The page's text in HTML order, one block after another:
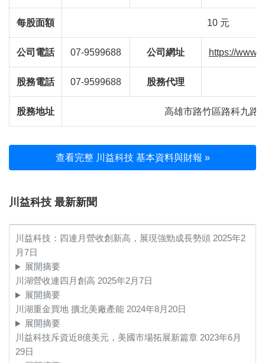
每股面額 10 元
公司電話 07-9599688 公司網址 https://
股務電話 07-9599688 股務代理
股務地址 高雄市路竹區路科九路
查看完整 川益科技 基本資料與財報 »
川益科技 最新新聞
川益科技：四連月營收創新高，展現強勁成長勢頭 2025年2
月7日
展開摘要
川湖營收連四月創高 2025年2月7日
展開摘要
川湖重金買地 擴北美廠產能 2024年8月20日
展開摘要
川益科技斥資近8億美元，美國市場拓展新篇章 2023年6月
29日